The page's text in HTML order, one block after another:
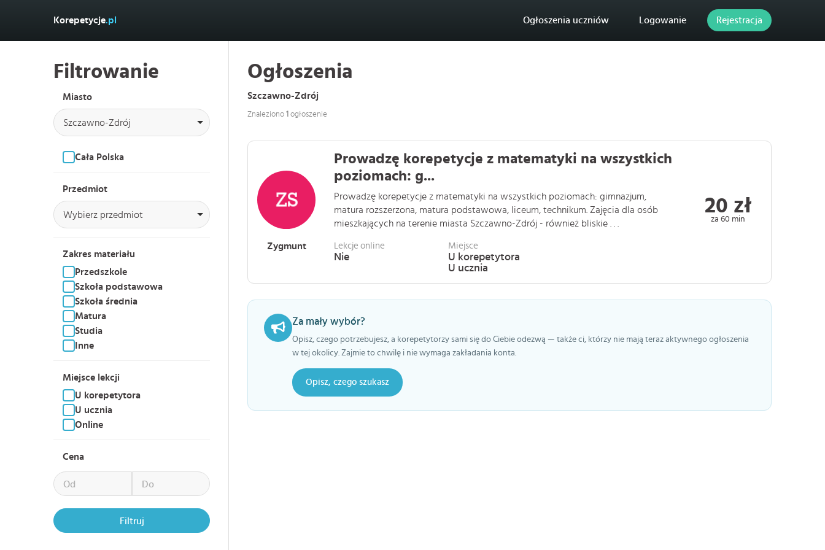
Korepetycje.pl Ogłoszenia uczniów Logowanie Rejestracja
Filtrowanie
Miasto
Szczawno-Zdrój
Cała Polska
Przedmiot
Wybierz przedmiot
Zakres materiału
Przedszkole
Szkoła podstawowa
Szkoła średnia
Matura
Studia
Inne
Miejsce lekcji
U korepetytora
U ucznia
Online
Cena
Filtruj
Ogłoszenia
Szczawno-Zdrój
Znaleziono 1 ogłoszenie
Zygmunt
Prowadzę korepetycje z matematyki na wszystkich
poziomach: g...
Prowadzę korepetycje z matematyki na wszystkich poziomach: gimnazjum,
matura rozszerzona, matura podstawowa, liceum, technikum. Zajęcia dla osób
mieszkających na terenie miasta Szczawno-Zdrój - również bliskie . . .
Lekcje online
Nie
Miejsce
U korepetytora
U ucznia
20 zł
za 60 min
Za mały wybór?
Opisz, czego potrzebujesz, a korepetytorzy sami się do Ciebie odezwą — także ci, którzy nie mają teraz aktywnego ogłoszenia
w tej okolicy. Zajmie to chwilę i nie wymaga zakładania konta.
Opisz, czego szukasz